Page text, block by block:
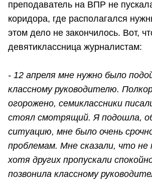
преподаватель на ВПР не
коридора, где располагался
этом дело не закончилось. Вот,
девятиклассница журналистам:
- 12 апреля мне нужно было
классному руководителю.
огорожено, семиклассники
стоял смотрящий. Я подошла,
ситуацию, мне было очень
проблемам. Мне сказали, что не
хотя других пропускали
позвонила классному